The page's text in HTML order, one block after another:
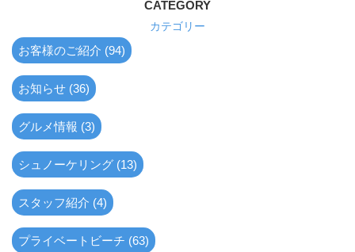
CATEGORY
カテゴリー
お客様のご紹介 (94)
お知らせ (36)
グルメ情報 (3)
シュノーケリング (13)
スタッフ紹介 (4)
プライベートビーチ (63)